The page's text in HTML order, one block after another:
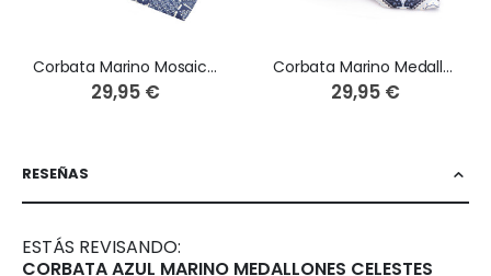
Corbata Marino Mosaico Blanco
29,95 €
Corbata Marino Medallones Celestes
29,95 €
RESEÑAS
ESTÁS REVISANDO:
CORBATA AZUL MARINO MEDALLONES CELESTES